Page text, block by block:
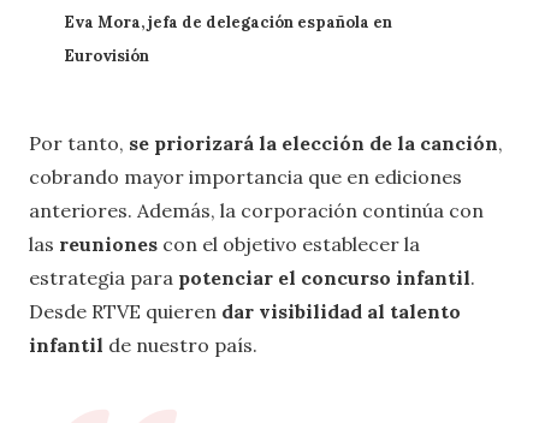
Eva Mora, jefa de delegación española en
Eurovisión
Por tanto, se priorizará la elección de la canción,
cobrando mayor importancia que en ediciones
anteriores. Además, la corporación continúa con
las reuniones con el objetivo establecer la
estrategia para potenciar el concurso infantil.
Desde RTVE quieren dar visibilidad al talento
infantil de nuestro país.